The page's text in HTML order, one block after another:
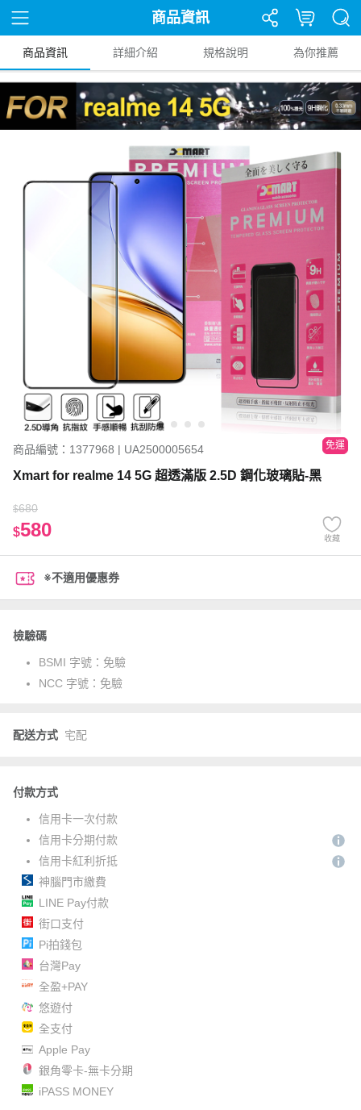
商品資訊
商品資訊 詳細介紹 規格說明 為你推薦
商品編號：1377968 | UA2500005654 免運
Xmart for realme 14 5G 超透滿版 2.5D 鋼化玻璃貼-黑
$680
$580 收藏
※不適用優惠券
檢驗碼
BSMI 字號： 免驗
NCC 字號： 免驗
配送方式 宅配
付款方式
信用卡一次付款
信用卡分期付款
信用卡紅利折抵
神腦門市繳費
LINE Pay付款
街口支付
Pi拍錢包
台灣Pay
全盈+PAY
悠遊付
全支付
Apple Pay
銀角零卡-無卡分期
iPASS MONEY